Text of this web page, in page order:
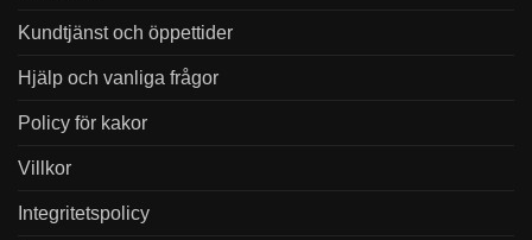
Kundtjänst och öppettider
Hjälp och vanliga frågor
Policy för kakor
Villkor
Integritetspolicy